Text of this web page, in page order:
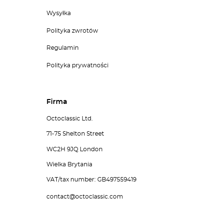
Wysyłka
Polityka zwrotów
Regulamin
Polityka prywatności
Firma
Octoclassic Ltd.
71-75 Shelton Street
WC2H 9JQ London
Wielka Brytania
VAT/tax number: GB497559419
contact@octoclassic.com